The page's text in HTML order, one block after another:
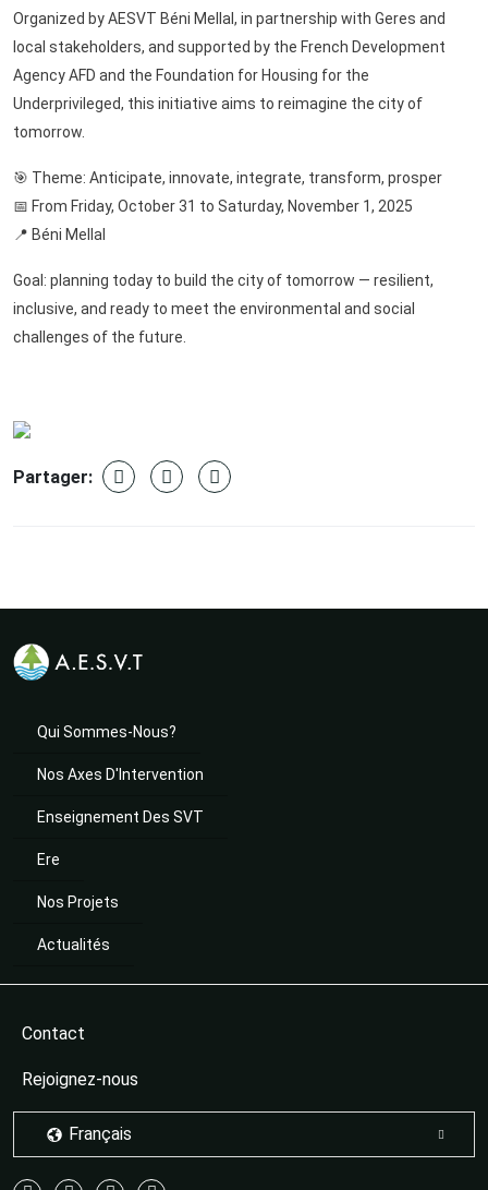
Organized by AESVT Béni Mellal, in partnership with Geres and
local stakeholders, and supported by the French Development
Agency AFD and the Foundation for Housing for the
Underprivileged, this initiative aims to reimagine the city of
tomorrow.
🎯 Theme: Anticipate, innovate, integrate, transform, prosper
📅 From Friday, October 31 to Saturday, November 1, 2025
📍 Béni Mellal
Goal: planning today to build the city of tomorrow — resilient,
inclusive, and ready to meet the environmental and social
challenges of the future.
Partager:
Contact
Rejoignez-nous
Français
Qui Sommes-Nous?
Nos Axes D'Intervention
Enseignement Des SVT
Ere
Nos Projets
Actualités